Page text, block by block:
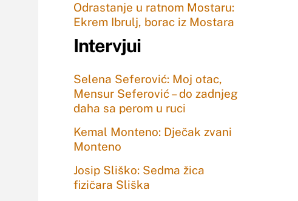
Odrastanje u ratnom Mostaru:
Ekrem Ibrulj, borac iz Mostara
Intervjui
Selena Seferović: Moj otac,
Mensur Seferović – do zadnjeg
daha sa perom u ruci
Kemal Monteno: Dječak zvani
Monteno
Josip Sliško: Sedma žica
fizičara Sliška